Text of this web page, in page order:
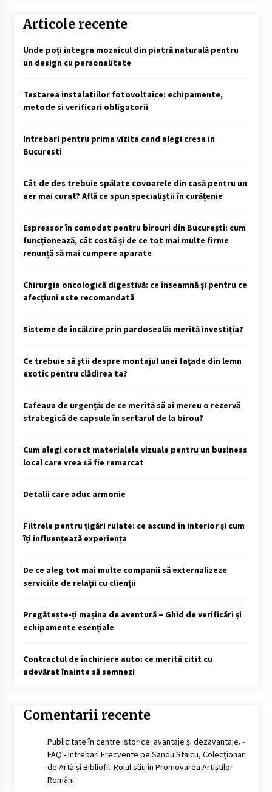
Articole recente
Unde poți integra mozaicul din piatră naturală pentru
un design cu personalitate
Testarea instalatiilor fotovoltaice: echipamente,
metode si verificari obligatorii
Intrebari pentru prima vizita cand alegi cresa in
Bucuresti
Cât de des trebuie spălate covoarele din casă pentru un
aer mai curat? Află ce spun specialiștii în curățenie
Espressor în comodat pentru birouri din București: cum
funcționează, cât costă și de ce tot mai multe firme
renunță să mai cumpere aparate
Chirurgia oncologică digestivă: ce înseamnă și pentru ce
afecțiuni este recomandată
Sisteme de încălzire prin pardoseală: merită investiția?
Ce trebuie să știi despre montajul unei fațade din lemn
exotic pentru clădirea ta?
Cafeaua de urgență: de ce merită să ai mereu o rezervă
strategică de capsule în sertarul de la birou?
Cum alegi corect materialele vizuale pentru un business
local care vrea să fie remarcat
Detalii care aduc armonie
Filtrele pentru țigări rulate: ce ascund în interior și cum
îți influențează experiența
De ce aleg tot mai multe companii să externalizeze
serviciile de relații cu clienții
Pregătește-ți mașina de aventură – Ghid de verificări și
echipamente esențiale
Contractul de închiriere auto: ce merită citit cu
adevărat înainte să semnezi
Comentarii recente
Publicitate în centre istorice: avantaje și dezavantaje. -
FAQ - Intrebari Frecvente pe Sandu Staicu, Colecționar
de Artă și Bibliofil: Rolul său în Promovarea Artiștilor
Români